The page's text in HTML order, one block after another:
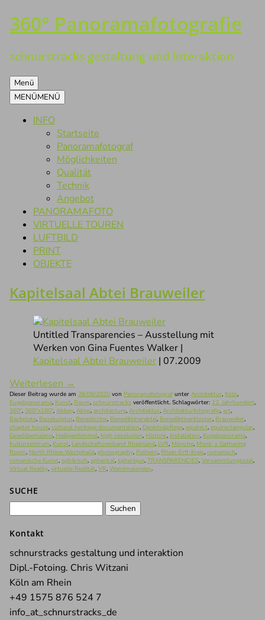
Zum
Inhalt
360° Panoramafotografie
schnurstracks gestaltung und interaktion
Menü
MENÜMENÜ
INFO
Startseite
Panoramafotograf
Möglichkeiten
Qualität
Technik
Angebot
PANORAMAFOTO
VIRTUELLE TOUREN
LUFTBILD
PRINT
OBJEKTE
Kapitelsaal Abtei Brauweiler
Untitled Transparencies – Ausstellung mit
Werken von Gina Fuentes Walker |
Kapitelsaal Abtei Brauweiler | 07.2009
Weiterlesen →
Dieser Beitrag wurde am 26/08/2020 von Panoramafotografunter Architektur, Köln,
Kugelpanorama, Kunst, Raum, schnurstracks veröffentlicht. Schlagwörter: 12. Jahrhundert,
360°, 360°x180°, Abbey, Abtei, architecture, Architektur, Architekturfotografie, art,
Backplate, Bauskulptur, Benedictine, Benediktinerabtei, Benediktinerkloster, Brauweiler,
chapter house, cultural heritage documentation, Denkmalpflege, equirect, equirectangular,
Gewölbemalerei, Heiligenhimmel, high-resolution, Historic, installation, Kugelpanorama,
Kulturzentrum, Kunst, Landschaftsverband Rheinland, LVR, Mönche, Monk`s Gathering
Room, North Rhine-Westphalia, photography, Pulheim, Rhein-Erft-Kreis, romanisch,
romanische Kunst, sphärisch, spherical, spherique, TRANSPARENCIES, Versammlungssaal,
Virtual Reality, virtuelle Realität, VR, Wandmalereien.
SUCHE
Kontakt
schnurstracks gestaltung und interaktion
Dipl.-Fotoing. Chris Witzani
Köln am Rhein
+49 1575 876 524 7
info_at_schnurstracks_de